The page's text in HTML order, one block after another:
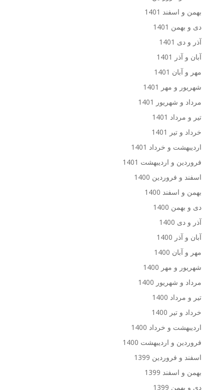
بهمن و اسفند 1401
دی و بهمن 1401
آذر و دی 1401
آبان و آذر 1401
مهر و آبان 1401
شهریور و مهر 1401
مرداد و شهریور 1401
تیر و مرداد 1401
خرداد و تیر 1401
اردیبهشت و خرداد 1401
فروردین و اردیبهشت 1401
اسفند و فروردین 1400
بهمن و اسفند 1400
دی و بهمن 1400
آذر و دی 1400
آبان و آذر 1400
مهر و آبان 1400
شهریور و مهر 1400
مرداد و شهریور 1400
تیر و مرداد 1400
خرداد و تیر 1400
اردیبهشت و خرداد 1400
فروردین و اردیبهشت 1400
اسفند و فروردین 1399
بهمن و اسفند 1399
دی و بهمن 1399